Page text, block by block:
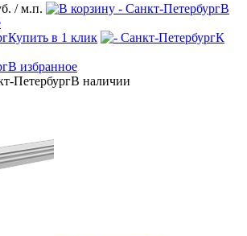
/ м.п.
В
Купить в 1 клик
К
В избранное
В наличии